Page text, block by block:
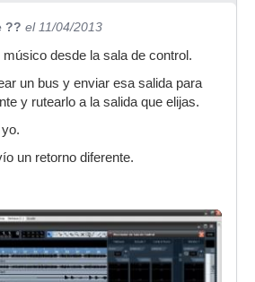
?? el 11/04/2013
desde la sala de control.
un bus y enviar esa salida para
y rutearlo a la salida que elijas.
un retorno diferente.